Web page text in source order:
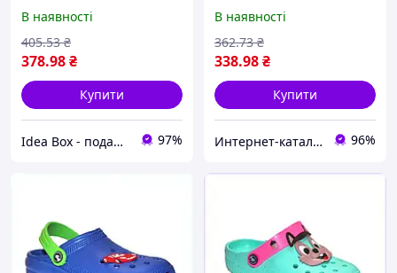
В наявності
378.98₴
405.53 ₴
Купити
Idea Box - подарки для всей семьи 97%
В наявності
338.98₴
362.73 ₴
Купити
Интернет-ка​талог ски​д​​ок "ХО-РО-ШО!" 96%